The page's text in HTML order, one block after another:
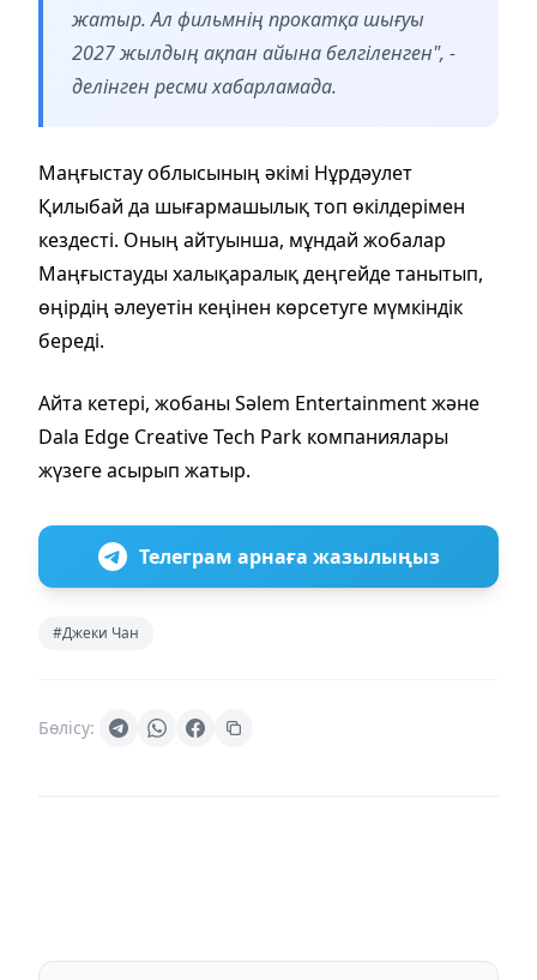
жатыр. Ал фильмнің прокатқа шығуы
2027 жылдың ақпан айына белгіленген", -
делінген ресми хабарламада.
Маңғыстау облысының әкімі Нұрдәулет
Қилыбай да шығармашылық топ өкілдерімен
кездесті. Оның айтуынша, мұндай жобалар
Маңғыстауды халықаралық деңгейде танытып,
өңірдің әлеуетін кеңінен көрсетуге мүмкіндік
береді.
Айта кетері, жобаны Sәlem Entertainment және
Dala Edge Creative Tech Park компаниялары
жүзеге асырып жатыр.
Телеграм арнаға жазылыңыз
#Джеки Чан
Бөлісу: